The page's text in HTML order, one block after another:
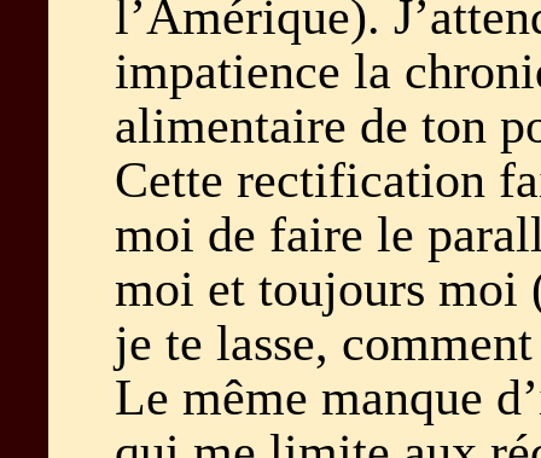
l’Amérique).
impatience la
alimentaire de ton
Cette rectification
moi de faire le
moi et toujours moi
je te lasse,
Le même manque